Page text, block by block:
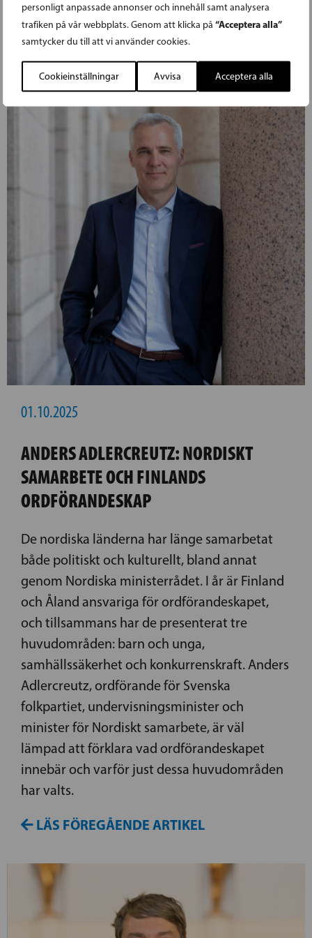
personligt anpassade annonser och innehåll samt analysera
trafiken på vår webbplats. Genom att klicka på “Acceptera alla”
samtycker du till att vi använder cookies.
Cookieinställningar Avvisa Acceptera alla
01.10.2025
ANDERS ADLERCREUTZ: NORDISKT
SAMARBETE OCH FINLANDS
ORDFÖRANDESKAP
De nordiska länderna har länge samarbetat
både politiskt och kulturellt, bland annat
genom Nordiska ministerrådet. I år är Finland
och Åland ansvariga för ordförandeskapet,
och tillsammans har de presenterat tre
huvudområden: barn och unga,
samhällssäkerhet och konkurrenskraft. Anders
Adlercreutz, ordförande för Svenska
folkpartiet, undervisningsminister och
minister för Nordiskt samarbete, är väl
lämpad att förklara vad ordförandeskapet
innebär och varför just dessa huvudområden
har valts.
LÄS FÖREGÅENDE ARTIKEL